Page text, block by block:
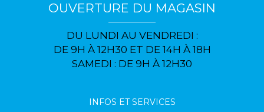
OUVERTURE DU MAGASIN
DU LUNDI AU VENDREDI :
DE 9H À 12H30 ET DE 14H À 18H
SAMEDI : DE 9H À 12H30
INFOS ET SERVICES